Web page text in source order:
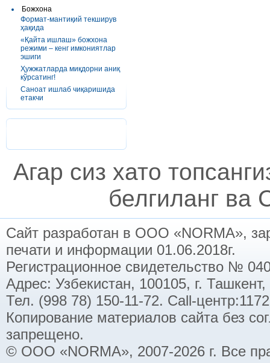
Божхона
Формат-мантиқий текширув
ҳақида
«Қайта ишлаш» божхона
режими – кенг имкониятлар
эшиги
Ҳужжатларда миқдорни аниқ
кўрсатинг!
Саноат ишлаб чиқаришида
етакчи
Агар сиз хато
белгиланг ва
Сайт разработан в ООО «NORMA»,
печати и информации 01.06.2018г.
Регистрационное свидетельство №
Адрес: Узбекистан, 100105, г.
Тел. (998 78) 150-11-72. Call-
Копирование материалов сайта без
запрещено.
© ООО «NORMA», 2007-2026 г. Все